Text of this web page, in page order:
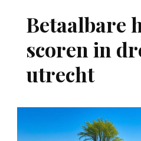
Betaalbare
scoren in
utrecht